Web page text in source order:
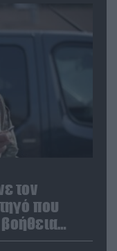
τον
που
βοήθεια